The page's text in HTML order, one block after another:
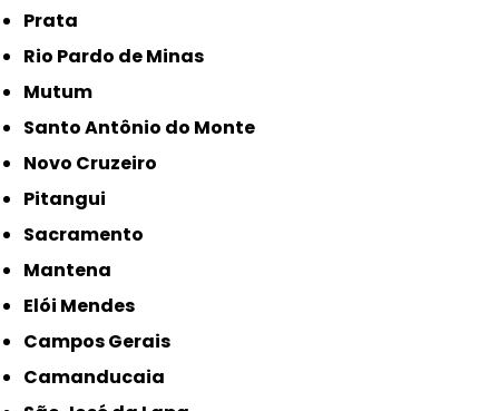
Prata
Rio Pardo de Minas
Mutum
Santo Antônio do Monte
Novo Cruzeiro
Pitangui
Sacramento
Mantena
Elói Mendes
Campos Gerais
Camanducaia